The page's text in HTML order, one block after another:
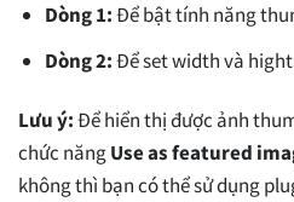
Dòng 1:Để bật tính năng
Dòng 2:Để set width và
Lưu ý:Để hiển thị được ảnh
chức năngUse as featured
không thì bạn có thể sử dụng